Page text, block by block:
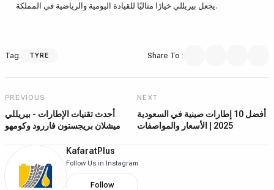
يجعل بيريللي خيارًا مثاليًا للقيادة اليومية والرياضية في المملكة.
Tag: TYRE Share To :
PREVIOUS
أحدث تقنيات الإطارات - بيريللي
ميشلان بريجستون فاررود وكومهو
NEXT
أفضل 10 إطارات صينية في السعودية
2025 | الأسعار والمواصفات
KafaratPlus
Follow Us in Instagram
Follow